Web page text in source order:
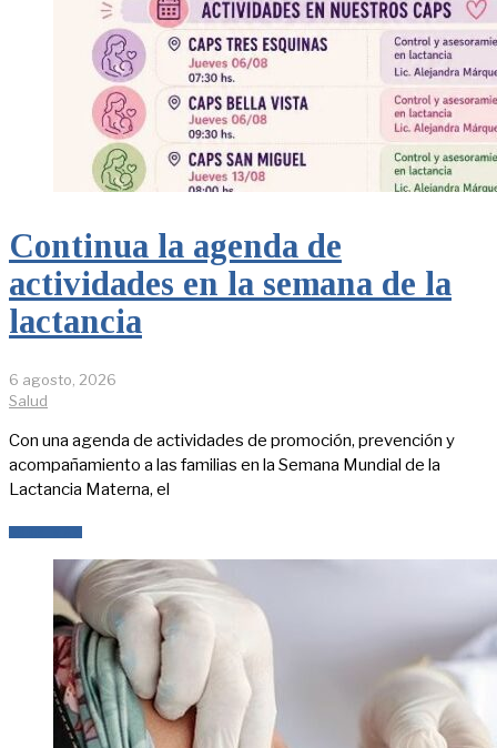
Continua la agenda de
actividades en la semana de la
lactancia
6 agosto, 2026
Salud
Con una agenda de actividades de promoción, prevención y
acompañamiento a las familias en la Semana Mundial de la
Lactancia Materna, el